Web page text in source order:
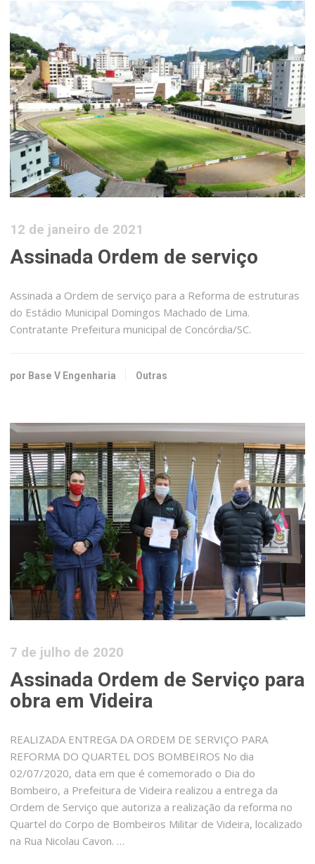
12 de janeiro de 2021
Assinada Ordem de serviço
Assinada a Ordem de serviço para a Reforma de estruturas
do Estádio Municipal Domingos Machado de Lima.
Contratante Prefeitura municipal de Concórdia/SC.
por Base V Engenharia Outras
7 de julho de 2020
Assinada Ordem de Serviço para
obra em Videira
REALIZADA ENTREGA DA ORDEM DE SERVIÇO PARA
REFORMA DO QUARTEL DOS BOMBEIROS No dia
02/07/2020, data em que é comemorado o Dia do
Bombeiro, a Prefeitura de Videira realizou a entrega da
Ordem de Serviço que autoriza a realização da reforma no
Quartel do Corpo de Bombeiros Militar de Videira, localizado
na Rua Nicolau Cavon. …